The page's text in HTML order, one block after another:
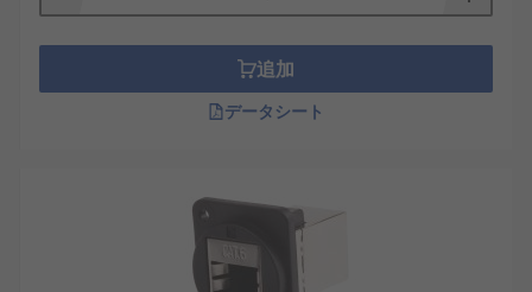
追加
データシート